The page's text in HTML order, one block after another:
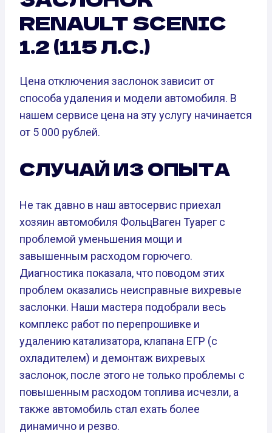
RENAULT SCENIC
1.2 (115 Л.С.)
Цена отключения заслонок зависит от
способа удаления и модели автомобиля. В
нашем сервисе цена на эту услугу начинается
от 5 000 рублей.
СЛУЧАЙ ИЗ ОПЫТА
Не так давно в наш автосервис приехал
хозяин автомобиля ФольцВаген Туарег с
проблемой уменьшения мощи и
завышенным расходом горючего.
Диагностика показала, что поводом этих
проблем оказались неисправные вихревые
заслонки. Наши мастера подобрали весь
комплекс работ по перепрошивке и
удалению катализатора, клапана ЕГР (с
охладителем) и демонтаж вихревых
заслонок, после этого не только проблемы с
повышенным расходом топлива исчезли, а
также автомобиль стал ехать более
динамично и резво.